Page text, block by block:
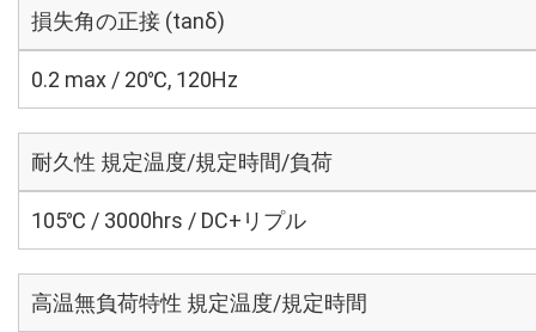
損失角の正接 (tanδ)
0.2 max / 20℃, 120Hz
耐久性 規定温度/規定時間/負荷
105℃ / 3000hrs / DC+リプル
高温無負荷特性 規定温度/規定時間